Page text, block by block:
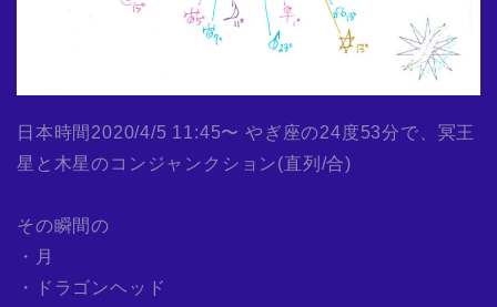
日本時間2020/4/5 11:45〜 やぎ座の24度53分で、冥王
星と木星のコンジャンクション(直列/合)
その瞬間の
・月
・ドラゴンヘッド